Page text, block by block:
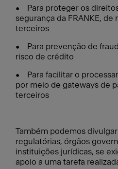
• Para proteger os
segurança da FRANKE, de
terceiros
• Para prevenção de
risco de crédito
• Para facilitar o
por meio de gateways de
terceiros
Também podemos
regulatórias, órgãos
instituições jurídicas, se
apoio a uma tarefa